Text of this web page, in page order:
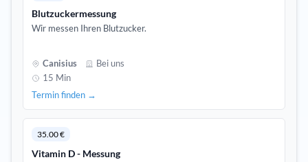
Blutzuckermessung
Wir messen Ihren Blutzucker.
Canisius
Bei uns
15 Min
Termin finden →
35.00 €
Vitamin D - Messung